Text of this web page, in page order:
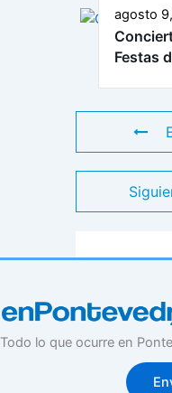
agosto
Festas
Todo lo que ocurre en